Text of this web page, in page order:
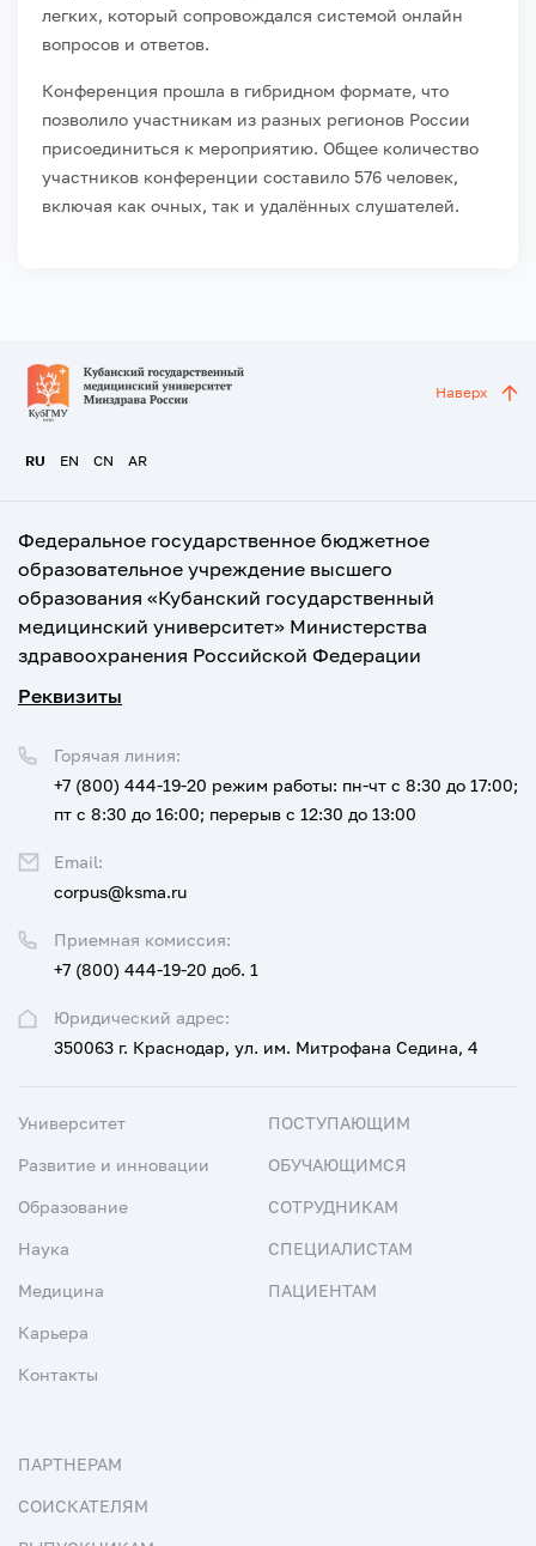
легких, который сопровождался системой онлайн
вопросов и ответов.
Конференция прошла в гибридном формате, что
позволило участникам из разных регионов России
присоединиться к мероприятию. Общее количество
участников конференции составило 576 человек,
включая как очных, так и удалённых слушателей.
RU EN CN AR
Наверх
Федеральное государственное бюджетное
образовательное учреждение высшего
образования «Кубанский государственный
медицинский университет» Министерства
здравоохранения Российской Федерации
Реквизиты
Юридический адрес:
350063 г. Краснодар, ул. им. Митрофана Седина, 4
Приемная комиссия:
+7 (800) 444-19-20 доб. 1
Горячая линия:
+7 (800) 444-19-20 режим работы: пн-чт с 8:30 до 17:00;
пт с 8:30 до 16:00; перерыв с 12:30 до 13:00
Email:
corpus@ksma.ru
Университет
Развитие и инновации
Образование
Наука
Медицина
Карьера
Контакты
ПОСТУПАЮЩИМ
ОБУЧАЮЩИМСЯ
СОТРУДНИКАМ
СПЕЦИАЛИСТАМ
ПАЦИЕНТАМ
ПАРТНЕРАМ
СОИСКАТЕЛЯМ